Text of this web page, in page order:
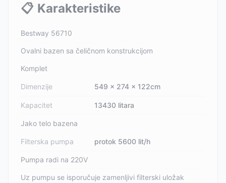
📋 Karakteristike
Bestway 56710
Ovalni bazen sa čeličnom konstrukcijom
Komplet
Dimenzije 549 x 274 x 122cm
Kapacitet 13430 litara
Jako telo bazena
Filterska pumpa protok 5600 lit/h
Pumpa radi na 220V
Uz pumpu se isporučuje zamenljivi filterski uložak